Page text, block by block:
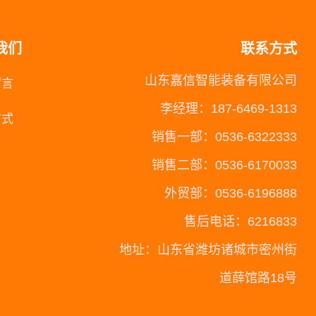
们 联系方式
山东嘉信智能装备有限公司
李经理：187-6469-1313
销售一部：0536-6322333
销售二部：0536-6170033
外贸部：0536-6196888
售后电话：6216833
地址：山东省潍坊诸城市密州街
道薛馆路18号